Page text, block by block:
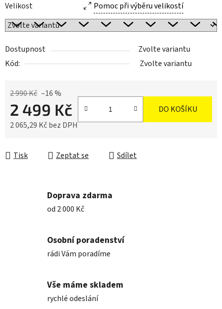
Velikost Pomoc při výběru velikostí
Dostupnost
Zvolte variantu
Kód:
Zvolte variantu
2 990 Kč –16 %
2 499 Kč
2 065,29 Kč bez DPH
DO KOŠÍKU
Tisk Zeptat se Sdílet
Doprava zdarma
od 2 000 Kč
Osobní poradenství
rádi Vám poradíme
Vše máme skladem
rychlé odeslání